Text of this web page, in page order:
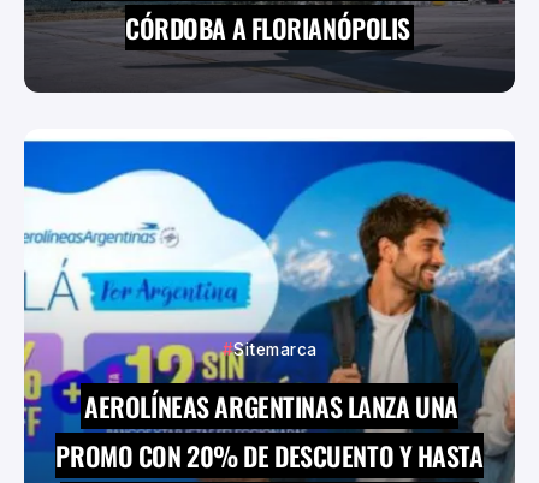
CÓRDOBA A FLORIANÓPOLIS
Sitemarca
AEROLÍNEAS ARGENTINAS LANZA UNA
PROMO CON 20% DE DESCUENTO Y HASTA